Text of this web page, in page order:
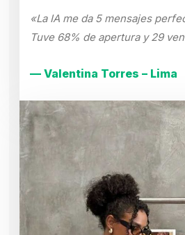
«La IA me da 5 mensajes
Tuve 68% de apertura y 29
— Valentina Torres – Lima